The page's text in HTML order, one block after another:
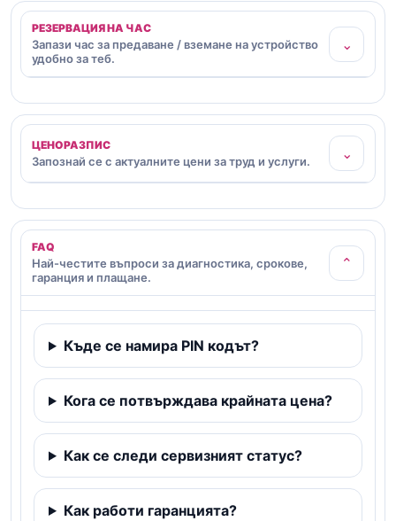
РЕЗЕРВАЦИЯ НА ЧАС
Запази час за предаване / вземане на устройство
удобно за теб.
⌄
ЦЕНОРАЗПИС
Запознай се с актуалните цени за труд и услуги. ⌄
FAQ
Най-честите въпроси за диагностика, срокове,
гаранция и плащане.
⌄
Къде се намира PIN кодът?
Кога се потвърждава крайната цена?
Как се следи сервизният статус?
Как работи гаранцията?